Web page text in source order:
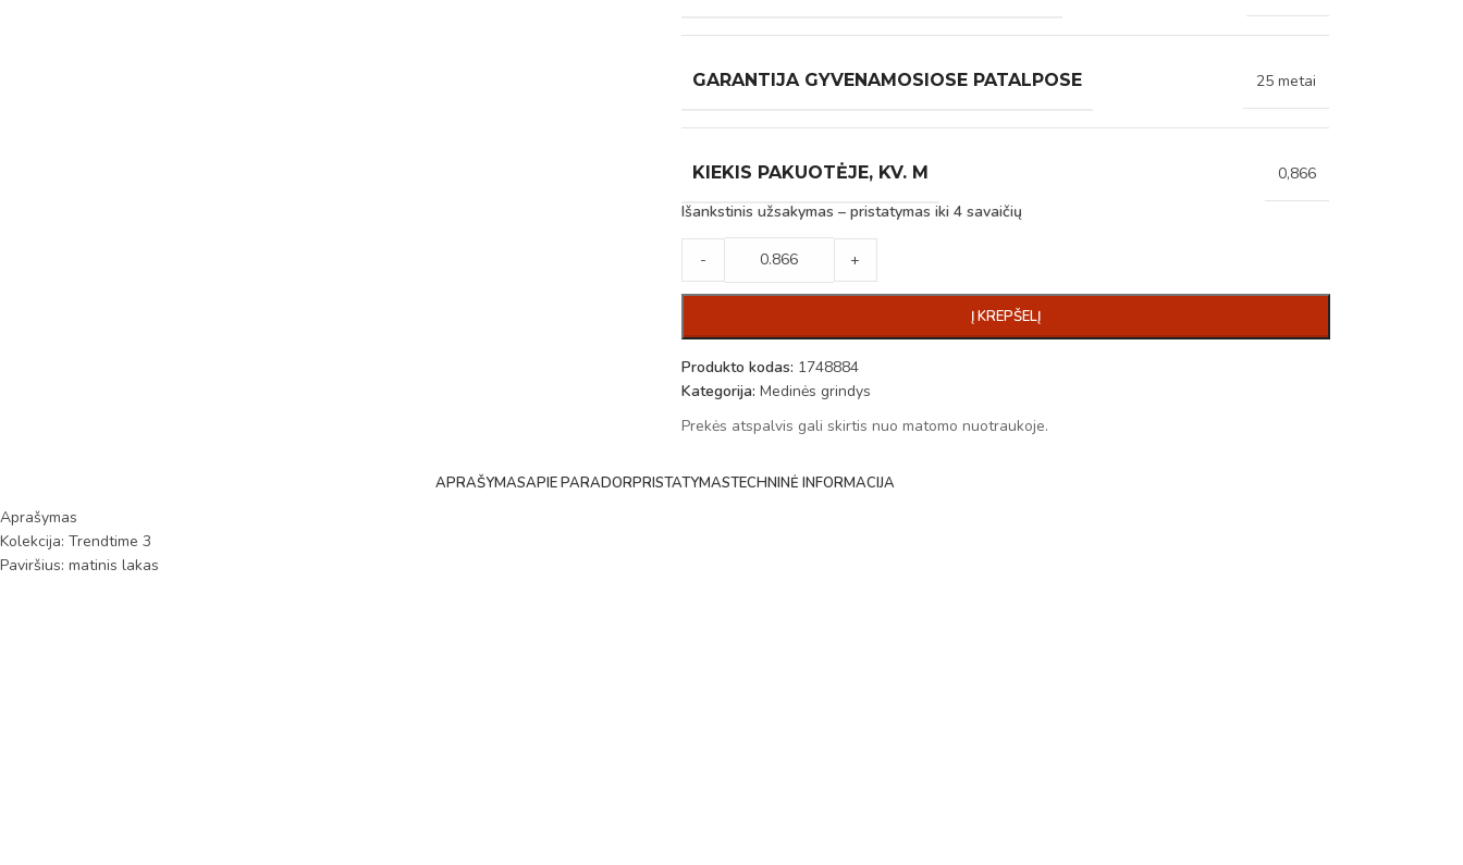
GARANTIJA GYVENAMOSIOSE PATALPOSE 25 metai
KIEKIS PAKUOTĖJE, KV. M
0,866
Išankstinis užsakymas – pristatymas iki 4 savaičių
- +
Į KREPŠELĮ
Produkto kodas: 1748884
Kategorija: Medinės grindys
Prekės atspalvis gali skirtis nuo matomo nuotraukoje.
APRAŠYMASAPIE PARADORPRISTATYMASTECHNINĖ INFORMACIJA
Aprašymas
Kolekcija: Trendtime 3
Paviršius: matinis lakas